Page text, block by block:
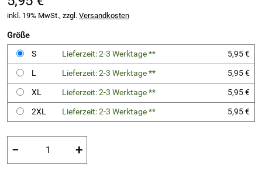
inkl. 19% MwSt., zzgl. Versandkosten
Größe
S
Lieferzeit: 2-3 Werktage **
5,95 €
L
Lieferzeit: 2-3 Werktage **
5,95 €
XL
Lieferzeit: 2-3 Werktage **
5,95 €
2XL
Lieferzeit: 2-3 Werktage ** 5,95 €
− +